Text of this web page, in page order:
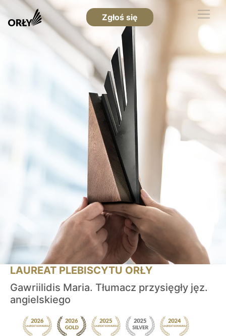
Zgłoś się
LAUREAT PLEBISCYTU ORŁY
Gawriilidis Maria. Tłumacz przysięgły jęz.
angielskiego